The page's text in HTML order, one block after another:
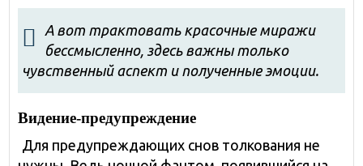
А вот трактовать красочные миражи
бессмысленно, здесь важны только
чувственный аспект и полученные эмоции.
Видение-предупреждение
Для предупреждающих снов толкования не